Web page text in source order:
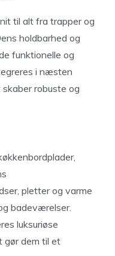
til alt fra trapper og
holdbarhed og
funktionelle og
i næsten
robuste og
pletter og varme
badeværelser.
luksuriøse
gør dem til et